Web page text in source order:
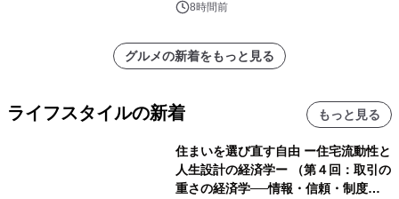
8時間前
グルメの新着をもっと見る
ライフスタイルの新着 もっと見る
住まいを選び直す自由 ー住宅流動性と
人生設計の経済学ー （第４回：取引の
重さの経済学──情報・信頼・制度を